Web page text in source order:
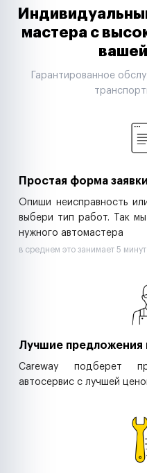
Таксопарки
Автодилеры
Строительные компании
Аренда спецтехники
мастера с
Гарантированное
Простая форма заявки
Опиши неисправность
выбери тип работ. Так
нужного автомастера
в среднем это занимает 5 минут
Лучшие предложения
Careway подберет
автосервис с лучшей